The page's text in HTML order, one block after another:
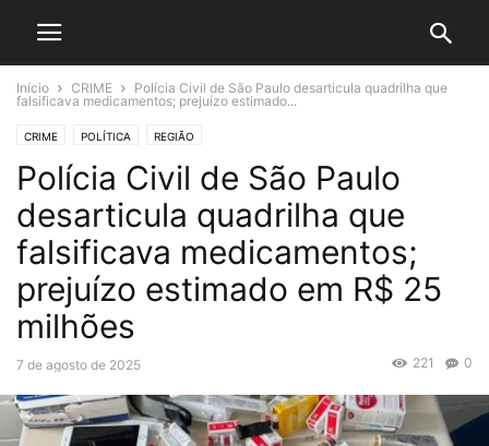
Início CRIME
Polícia Civil de São Paulo desarticula quadrilha que
falsificava medicamentos; prejuízo estimado...
CRIME POLÍTICA REGIÃO
Polícia Civil de São Paulo
desarticula quadrilha que
falsificava medicamentos;
prejuízo estimado em R$ 25
milhões
7 de agosto de 2025 0
221